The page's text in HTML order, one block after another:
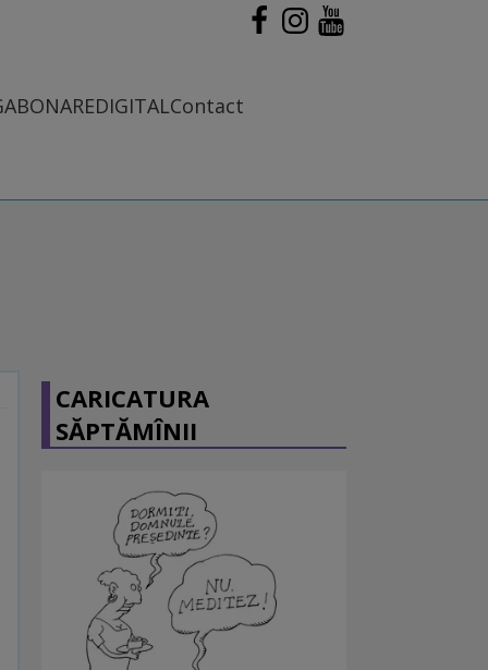
ABONAREDIGITALContact
CARICATURA
SĂPTĂMÎNII